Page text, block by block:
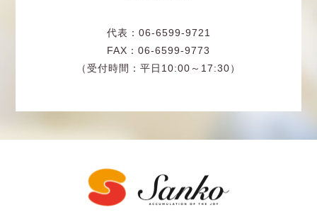
代表：06-6599-9721
FAX：06-6599-9773
（受付時間：平日10:00～17:30）